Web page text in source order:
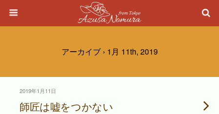
アーカイブ › 1月 11th, 2019
2019年1月11日
師匠は嘘をつかない